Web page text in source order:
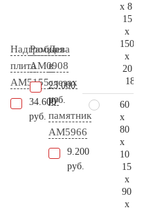
Надгробная
плита
AM5155
34.600
руб.
Рамка
AM0908
23.000
руб.
Дева
в
слезах
на
памятник
AM5966
9.200
руб.
x 8
15
x
150
x
20
60
x
80
x
10
15
x
90
x